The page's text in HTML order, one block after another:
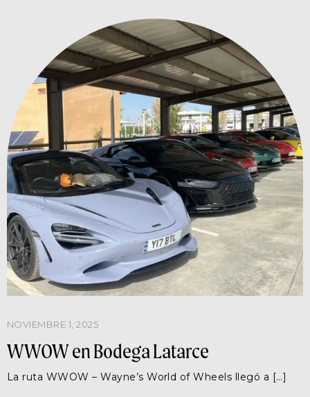
NOVIEMBRE 1, 2025
WWOW en Bodega Latarce
La ruta WWOW – Wayne’s World of Wheels llegó a […]